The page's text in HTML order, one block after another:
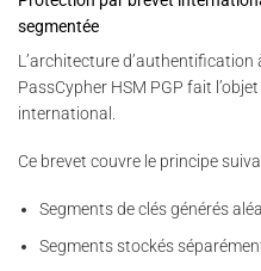
segmentée
L’architecture
PassCypher HSM PGP fait
international.
Ce brevet couvre le principe
Segments de clés générés
Segments stockés